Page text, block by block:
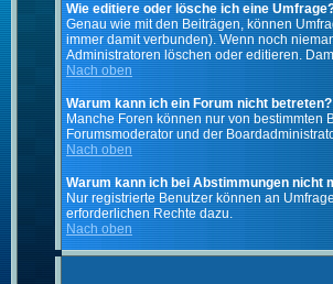
Wie editiere oder lösche ich eine
Genau wie mit den Beiträgen, können
immer damit verbunden). Wenn noch
Administratoren löschen oder editieren.
Nach oben
Warum kann ich ein Forum nicht betreten?
Manche Foren können nur von
Forumsmoderator und der
Nach oben
Warum kann ich bei Abstimmungen nicht
Nur registrierte Benutzer können an
erforderlichen Rechte dazu.
Nach oben